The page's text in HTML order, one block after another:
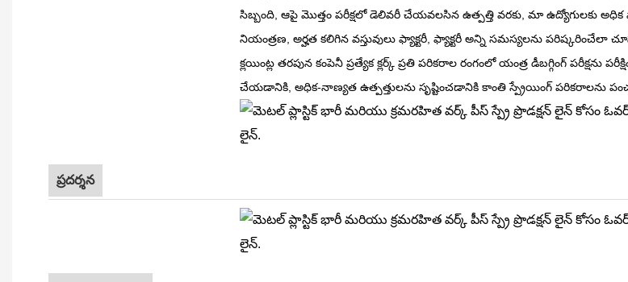
సిబ్బంది, ఆపై మొత్తం పరీక్షలో డెలివరీ చేయవలసిన ఉత్పత్తి వరకు, మా ఉద్యోగులకు
నియంత్రణ, అర్హత కలిగిన వస్తువులు ఫ్యాక్టరీ, ఫ్యాక్టరీ అన్ని సమస్యలను పరిష్కరించేలా
క్లయింట్ల తరపున కంపెనీ ప్రత్యేక క్లర్క్ ప్రతి పరికరాల రంగంలో యంత్ర డీబగ్గింగ్ పరీక్షను
చేయడానికి, అధిక-నాణ్యత ఉత్పత్తులను సృష్టించడానికి కాంతి స్ప్రేయింగ్ పరికరాలను
ప్రదర్శన